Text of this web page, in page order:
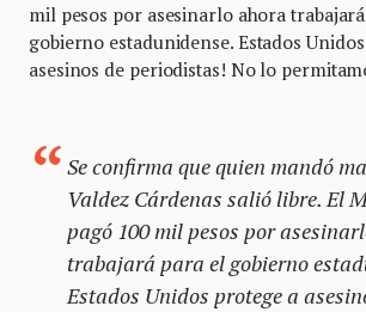
mil pesos por asesinarlo ahora
gobierno estadunidense. Estados
asesinos de periodistas! No lo
Se confirma que quien mandó
Valdez Cárdenas salió libre. El
pagó 100 mil pesos por
trabajará para el gobierno
Estados Unidos protege a